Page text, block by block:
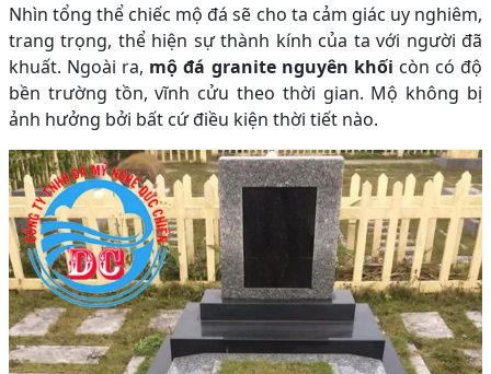
Nhìn tổng thể chiếc mộ đá sẽ cho ta cảm giác uy nghiêm,
trang trọng, thể hiện sự thành kính của ta với người đã
khuất. Ngoài ra, mộ đá granite nguyên khối còn có độ
bền trường tồn, vĩnh cửu theo thời gian. Mộ không bị
ảnh hưởng bởi bất cứ điều kiện thời tiết nào.